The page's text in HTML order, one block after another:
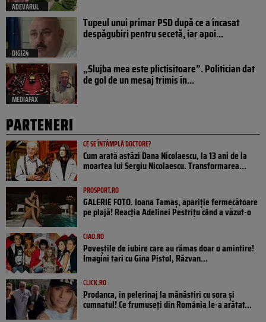
ADEVARUL
DIGI24
Tupeul unui primar PSD după ce a încasat
despăgubiri pentru secetă, iar apoi...
MEDIAFAX
„Slujba mea este plictisitoare”. Politician dat
de gol de un mesaj trimis în...
PARTENERI
CE SE ÎNTÂMPLĂ DOCTORE?
Cum arată astăzi Dana Nicolaescu, la 13 ani de la
moartea lui Sergiu Nicolaescu. Transformarea...
PROSPORT.RO
GALERIE FOTO. Ioana Tamaş, apariție fermecătoare
pe plajă! Reacția Adelinei Pestrițu când a văzut-o
CIAO.RO
Poveştile de iubire care au rămas doar o amintire!
Imagini tari cu Gina Pistol, Răzvan...
CLICK.RO
Prodanca, în pelerinaj la mănăstiri cu sora și
cumnatul! Ce frumuseți din România le-a arătat...